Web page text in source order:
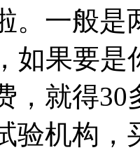
。一般是
如果要
，就得
验机构，